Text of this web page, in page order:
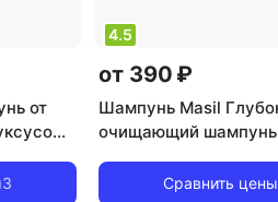
от
3
4.5
от 390 ₽
Шампунь Masil
очищающий шампунь
Scalp ScalingСравнить цены